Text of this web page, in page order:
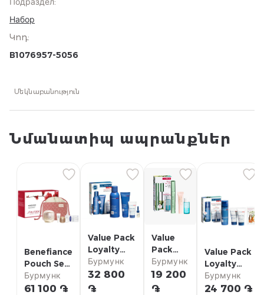
Набор
Կոդ:
B1076957-5056
Մեկնաբանություն
Նմանատիպ ապրանքներ
Benefiance
Pouch Set
Shiseido
Бурмунк
61 100 ֏
Value Pack
Loyalty
Clarinsmen
Barber
Clarins
Бурмунк
32 800
֏
Value
Pack
Loyalty
Supralift
& Curl
Бурмунк
19 200
֏
Value Pack
Loyalty
Clarinsmen
Balm
Бурмунк
24 700 ֏